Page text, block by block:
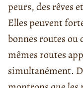
peurs, des rêves
Elles peuvent
bonnes routes ou
mêmes routes
simultanément.